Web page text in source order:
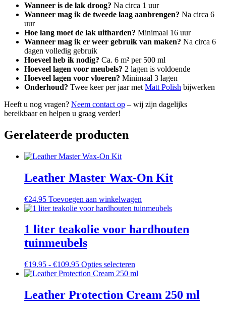
Wanneer is de lak droog? Na circa 1 uur
Wanneer mag ik de tweede laag aanbrengen? Na circa 6
uur
Hoe lang moet de lak uitharden? Minimaal 16 uur
Wanneer mag ik er weer gebruik van maken? Na circa 6
dagen volledig gebruik
Hoeveel heb ik nodig? Ca. 6 m² per 500 ml
Hoeveel lagen voor meubels? 2 lagen is voldoende
Hoeveel lagen voor vloeren? Minimaal 3 lagen
Onderhoud? Twee keer per jaar met Matt Polish bijwerken
Heeft u nog vragen? Neem contact op – wij zijn dagelijks
bereikbaar en helpen u graag verder!
Gerelateerde producten
Leather Master Wax-On Kit
€24.95 Toevoegen aan winkelwagen
1 liter teakolie voor hardhouten
tuinmeubels
€19.95 - €109.95Prijsklasse:
€19.95
€109.95
Opties selecteren
product
variaties.
Leather Protection Cream 250 ml